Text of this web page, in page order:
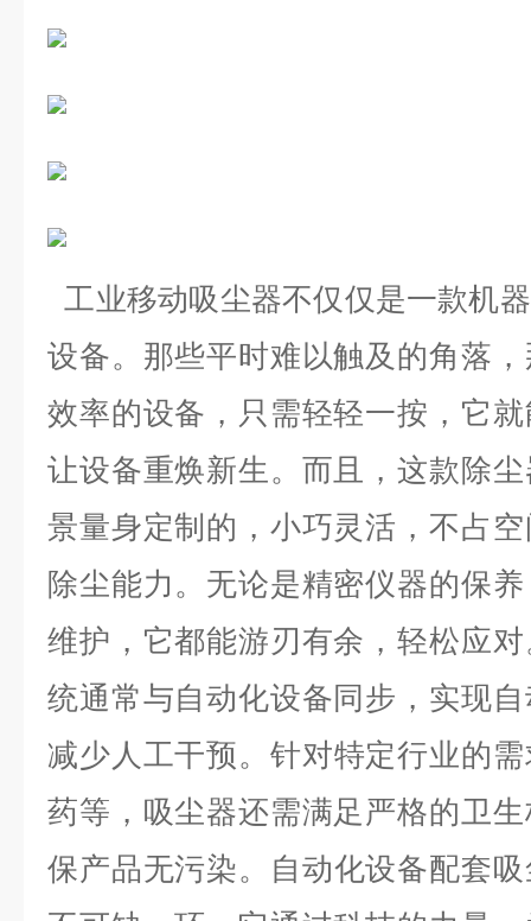
工业移动吸尘器不仅仅是一款机
设备。那些平时难以触及的角落
效率的设备，只需轻轻一按，它
让设备重焕新生。而且，这款除
景量身定制的，小巧灵活，不占
除尘能力。无论是精密仪器的保
维护，它都能游刃有余，轻松应
统通常与自动化设备同步，实现
减少人工干预。 针对特定行业的
药等，吸尘器还需满足严格的卫
保产品无污染。
自动化设备配套